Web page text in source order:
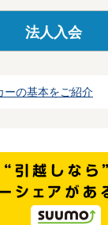
法人入会
ーの基本をご紹介